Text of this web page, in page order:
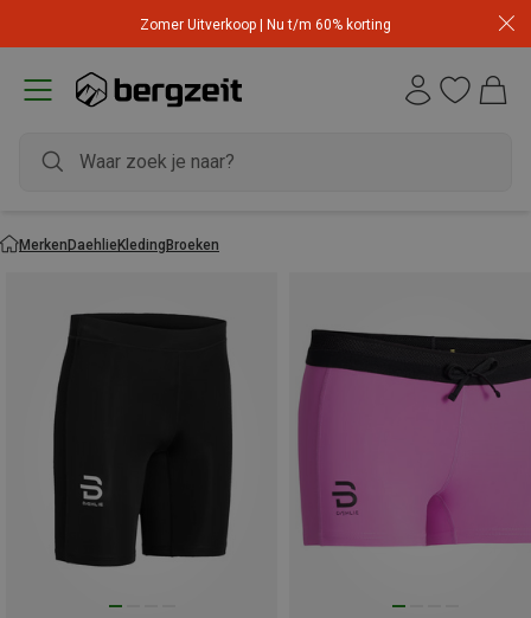
Zomer Uitverkoop | Nu t/m 60% korting
MerkenDaehlieKledingBroeken